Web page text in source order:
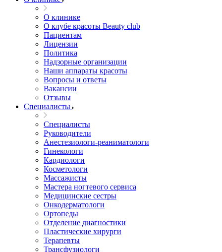
О клинике
О клубе красоты Beauty club
Пациентам
Лицензии
Политика
Надзорные организации
Наши аппараты красоты
Вопросы и ответы
Вакансии
Отзывы
Специалисты
Специалисты
Руководители
Анестезиологи-реаниматологи
Гинекологи
Кардиологи
Косметологи
Массажисты
Мастера ногтевого сервиса
Медицинские сестры
Онкодерматологи
Ортопеды
Отделение диагностики
Пластические хирурги
Терапевты
Трансфузиологи